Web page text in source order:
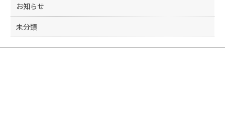
お知らせ
未分類